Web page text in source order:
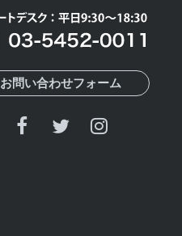
お問い合わせフォーム